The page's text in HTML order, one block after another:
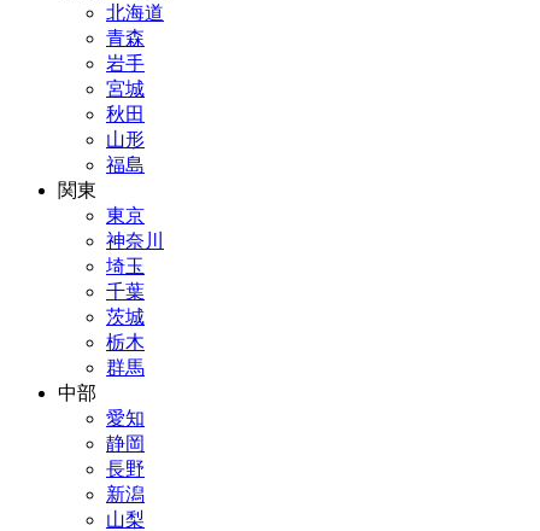
北海道
青森
岩手
宮城
秋田
山形
福島
関東
東京
神奈川
埼玉
千葉
茨城
栃木
群馬
中部
愛知
静岡
長野
新潟
山梨